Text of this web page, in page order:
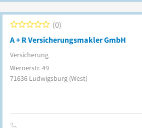
A + R Versicherungsmakler GmbH
Versicherung
0
Wernerstr. 49
71636 Ludwigsburg (West)